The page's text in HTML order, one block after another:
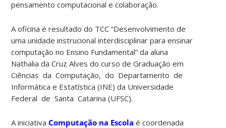
pensamento computacional e colaboração.
A oficina é resultado do TCC “Desenvolvimento de
uma unidade instrucional interdisciplinar para ensinar
computação no Ensino Fundamental” da aluna
Nathalia da Cruz Alves do curso de Graduação em
Ciências da Computação, do Departamento de
Informática e Estatística (INE) da Universidade
Federal de Santa Catarina (UFSC).
A iniciativaComputação na Escola é coordenada